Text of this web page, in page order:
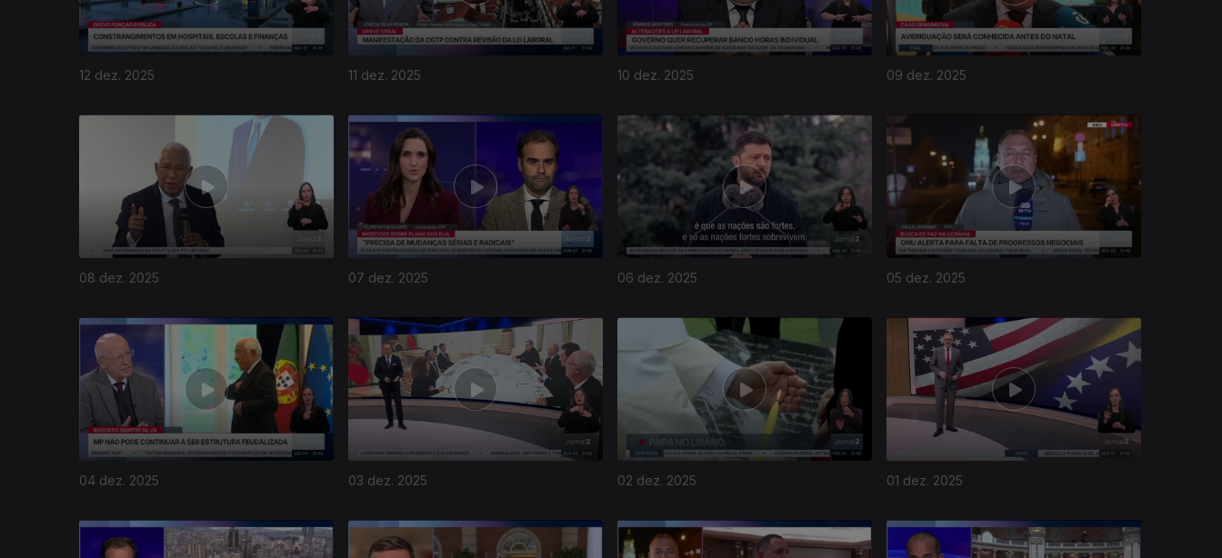
12 dez. 2025 11 dez. 2025 10 dez. 2025 09 dez. 2025
08 dez. 2025 07 dez. 2025 06 dez. 2025 05 dez. 2025
04 dez. 2025 03 dez. 2025 02 dez. 2025 01 dez. 2025